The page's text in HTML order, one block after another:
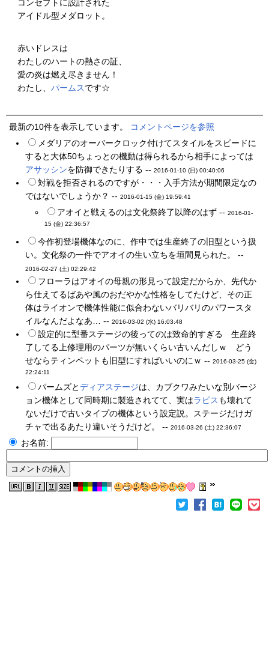
コンセプトに設計された
アイドル型メダロット。
赤いドレスは
わたしのハートの熱さの証、
愛の炎は燃え尽きません！
わたし、 パームスです☆
最新の10件を表示しています。
コメントページを参照
メダリアのオーバークロック付けてスタイルをスピードに
すると大体50ちょっとの機動は得られるから相手によっては
アサッシンを防御できたりする -- 2016-01-10 (日) 00:40:06
対戦を拒否されるのですが・・・入手方法が期間限定なの
ではないでしょうか？ -- 2016-01-15 (金) 19:59:41
アオイと戦えるのは文化祭終了以降のはず -- 2016-01-
15 (金) 22:36:57
今作初登場機体なのに、作中では生産終了の旧型という扱
い。文化祭の一件でアオイの生い立ちを垣間見られた。 --
2016-02-27 (土) 02:29:42
フローラはアオイの母親の形見って設定だからか、先代か
ら仕えてるばあや風のおだやかな性格をしてたけど、その正
体はライオンで機体性能に似合わないバリバリのパワースタ
イルなんだよなあ… -- 2016-03-02 (水) 16:03:48
設定的に型番ステージの後ってのは致命的すぎる 生産終
了してる上修理用のパーツが無いくらい古いんだしｗ どう
せならティンペットも旧型にすればいいのにｗ -- 2016-03-25 (金)
22:24:11
パームズとディアステージは、カブクワみたいな別バージ
ョン機体として同時期に製造されてて、実はラピス も壊れて
ないだけで古いタイプの機体という設定説。ステージだけガ
チャで出るあたり違いそうだけど。 -- 2016-03-26 (土) 22:36:07
お名前: